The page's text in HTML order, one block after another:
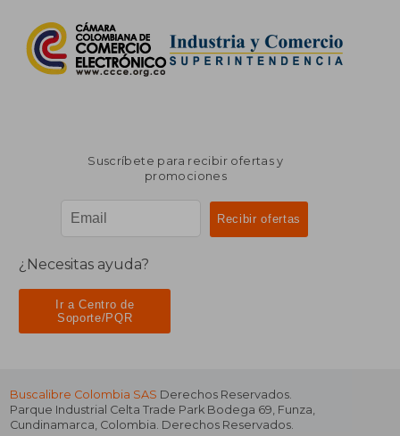
Suscríbete para recibir ofertas y
promociones
¿Necesitas ayuda?
Ir a Centro de
Soporte/PQR
Buscalibre Colombia SAS Derechos Reservados.
Parque Industrial Celta Trade Park Bodega 69, Funza,
Cundinamarca, Colombia. Derechos Reservados.